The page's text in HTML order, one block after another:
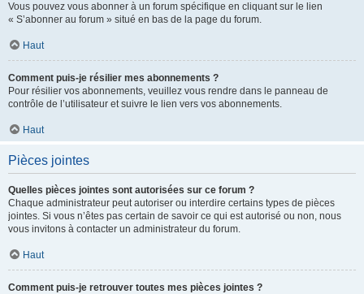
Vous pouvez vous abonner à un forum spécifique en cliquant sur le lien
« S’abonner au forum » situé en bas de la page du forum.
Haut
Comment puis-je résilier mes abonnements ?
Pour résilier vos abonnements, veuillez vous rendre dans le panneau de
contrôle de l’utilisateur et suivre le lien vers vos abonnements.
Haut
Pièces jointes
Quelles pièces jointes sont autorisées sur ce forum ?
Chaque administrateur peut autoriser ou interdire certains types de pièces
jointes. Si vous n’êtes pas certain de savoir ce qui est autorisé ou non, nous
vous invitons à contacter un administrateur du forum.
Haut
Comment puis-je retrouver toutes mes pièces jointes ?